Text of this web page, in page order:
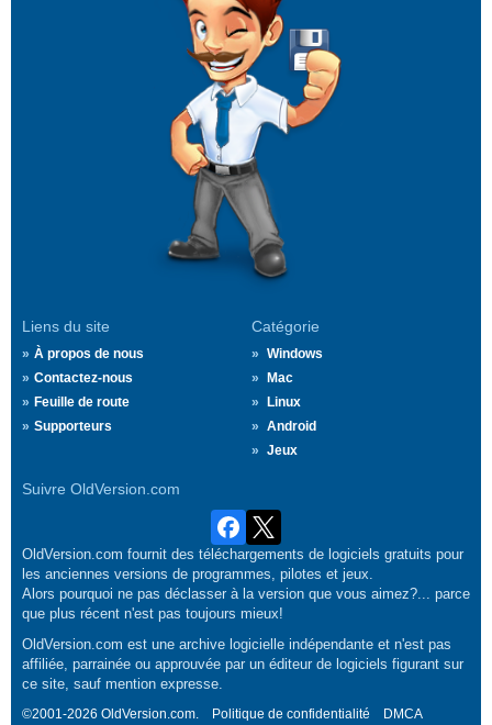
Liens du site
À propos de nous
Contactez-nous
Feuille de route
Supporteurs
Catégorie
Windows
Mac
Linux
Android
Jeux
Suivre OldVersion.com
OldVersion.com fournit des téléchargements de logiciels gratuits pour
les anciennes versions de programmes, pilotes et jeux.
Alors pourquoi ne pas déclasser à la version que vous aimez?... parce
que plus récent n'est pas toujours mieux!
OldVersion.com est une archive logicielle indépendante et n'est pas
affiliée, parrainée ou approuvée par un éditeur de logiciels figurant sur
ce site, sauf mention expresse.
©2001-2026 OldVersion.com. Politique de confidentialité
DMCA